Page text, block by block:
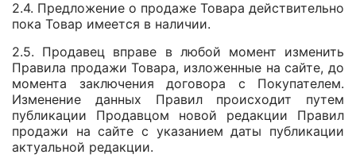
2.4. Предложение о продаже Товара действительно
пока Товар имеется в наличии.
2.5. Продавец вправе в любой момент изменить
Правила продажи Товара, изложенные на сайте, до
момента заключения договора с Покупателем.
Изменение данных Правил происходит путем
публикации Продавцом новой редакции Правил
продажи на сайте с указанием даты публикации
актуальной редакции.